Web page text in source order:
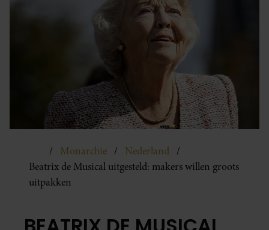
Monarchie
Nederland
Beatrix de Musical uitgesteld: makers willen groots
uitpakken